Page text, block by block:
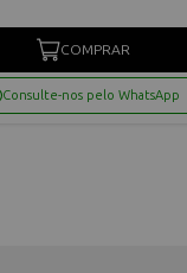
COMPRAR
Consulte-nos pelo WhatsApp